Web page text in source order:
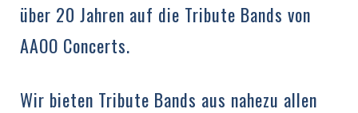
über 20 Jahren auf die Tribute Bands von
AAOO Concerts.
Wir bieten Tribute Bands aus nahezu allen